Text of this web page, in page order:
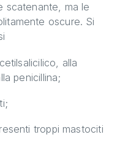
scatenante, ma le
oscure. Si
alla
penicillina;
troppi mastociti